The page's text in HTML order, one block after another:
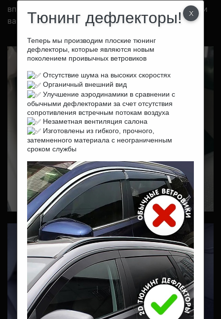
впитывают влагу, значит не промокают насквозь и
ваш салон всегда будет оставаться сухим!
Тюнинг дефлекторы!
Теперь мы производим плоские тюнинг
дефлекторы, которые являются новым
поколением проивычных ветровиков
Отсутствие шума на высоких скоростях
Органичный внешний вид
Улучшение аэродинамики в сравнении с
обычными дефлекторами за счет отсутствия
сопротивления встречным потокам воздуха
Незаметная вентиляция салона
Изготовлены из гибкого, прочного,
затемненного материала с неограниченным
сроком службы